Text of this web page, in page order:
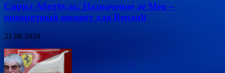
Сирил Абитбуль: Назначение де Мео –
поворотный момент для Renault
21.08.2020